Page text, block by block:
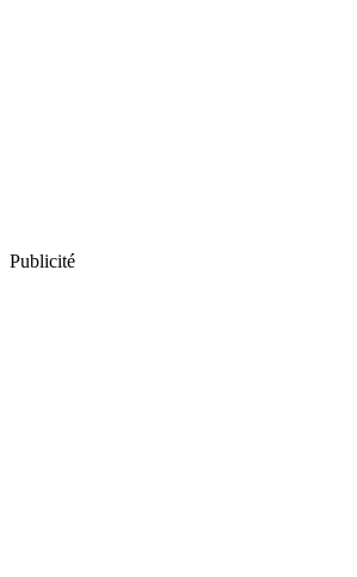
Publicité